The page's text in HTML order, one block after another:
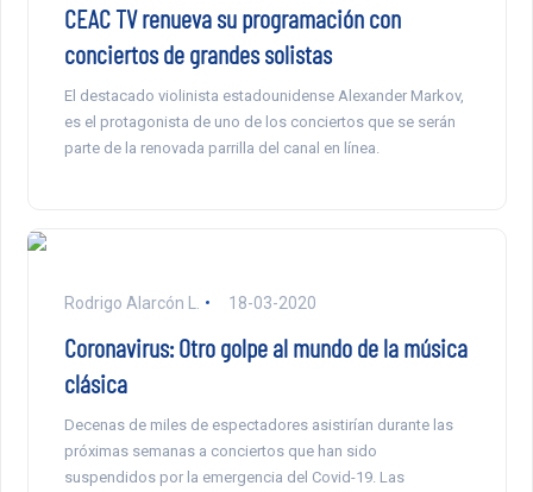
CEAC TV renueva su programación con
conciertos de grandes solistas
El destacado violinista estadounidense Alexander Markov,
es el protagonista de uno de los conciertos que se serán
parte de la renovada parrilla del canal en línea.
Rodrigo Alarcón L. 18-03-2020
Coronavirus: Otro golpe al mundo de la música
clásica
Decenas de miles de espectadores asistirían durante las
próximas semanas a conciertos que han sido
suspendidos por la emergencia del Covid-19. Las